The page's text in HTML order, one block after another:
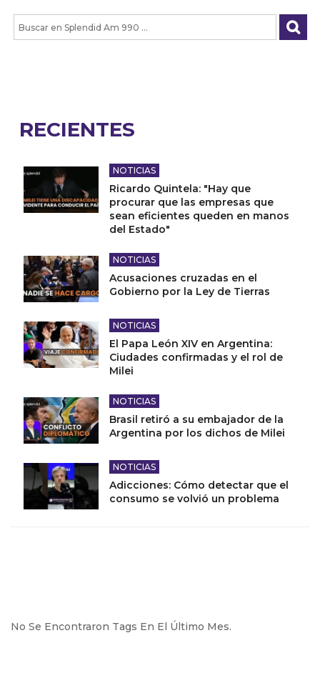
RECIENTES
NOTICIAS
Ricardo Quintela: "Hay que
procurar que las empresas que
sean eficientes queden en manos
del Estado"
NOTICIAS
Acusaciones cruzadas en el
Gobierno por la Ley de Tierras
NOTICIAS
El Papa León XIV en Argentina:
Ciudades confirmadas y el rol de
Milei
NOTICIAS
Brasil retiró a su embajador de la
Argentina por los dichos de Milei
NOTICIAS
Adicciones: Cómo detectar que el
consumo se volvió un problema
No Se Encontraron Tags En El Último Mes.